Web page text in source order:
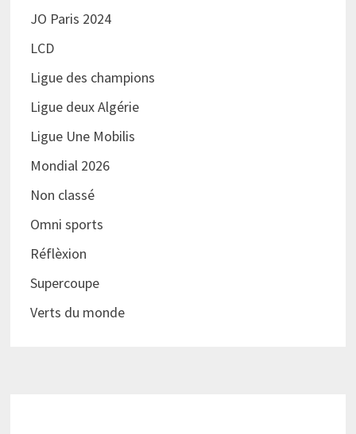
JO Paris 2024
LCD
Ligue des champions
Ligue deux Algérie
Ligue Une Mobilis
Mondial 2026
Non classé
Omni sports
Réflèxion
Supercoupe
Verts du monde